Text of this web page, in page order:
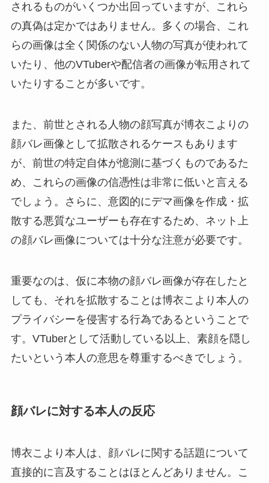
されるものがいくつか出回っていますが、これら
の真偽は定かではありません。多くの場合、これ
らの画像は全く関係のない人物の写真が使われて
いたり、他のVTuberや配信者の画像が転用されて
いたりすることが多いです。
また、前世とされる人物の顔写真が博衣こよりの
顔バレ画像として拡散されるケースもあります
が、前世の特定自体が憶測に基づくものであるた
め、これらの画像の信憑性は非常に低いと言える
でしょう。さらに、意図的にデマ画像を作成・拡
散する悪質なユーザーも存在するため、ネット上
の顔バレ画像については十分な注意が必要です。
重要なのは、仮に本物の顔バレ画像が存在したと
しても、それを拡散することは博衣こより本人の
プライバシーを侵害する行為であるということで
す。VTuberとして活動している以上、素顔を隠し
たいという本人の意思を尊重するべきでしょう。
顔バレに対する本人の反応
博衣こより本人は、顔バレに関する話題について
直接的に言及することはほとんどありません。こ